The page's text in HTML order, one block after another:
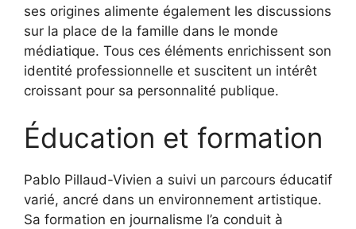
ses origines alimente également les discussions
sur la place de la famille dans le monde
médiatique. Tous ces éléments enrichissent son
identité professionnelle et suscitent un intérêt
croissant pour sa personnalité publique.
Éducation et formation
Pablo Pillaud-Vivien a suivi un parcours éducatif
varié, ancré dans un environnement artistique.
Sa formation en journalisme l’a conduit à